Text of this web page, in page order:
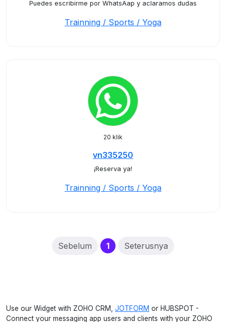
Puedes escribirme por WhatsAap y aclaramos dudas
Trainning / Sports / Yoga
20 klik
vn335250
¡Reserva ya!
Trainning / Sports / Yoga
Sebelum 1(current)
Seterusnya
Use our Widget with ZOHO CRM, JOTFORM or HUBSPOT -
Connect your messaging app users and clients with your ZOHO